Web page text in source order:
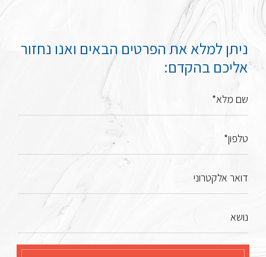
ניתן למלא את הפרטים הבאים ואנו נחזור
אליכם בהקדם:
שם מלא*
טלפון*
דואר אלקטרוני
נושא